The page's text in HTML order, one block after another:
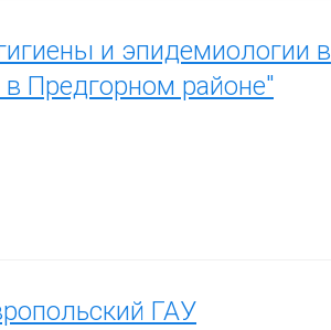
и эпидемиологии в
Предгорном районе"
ГАУ